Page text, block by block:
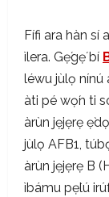
Fífi ara hàn sí
ìlera. Gẹ́gẹ́ bí
léwu jùlọ nínú
àti pé wọ́n ti
àrùn jẹjẹrẹ
jùlọ AFB1,
àrùn jẹjẹrẹ B
ìbámu pẹ̀lú